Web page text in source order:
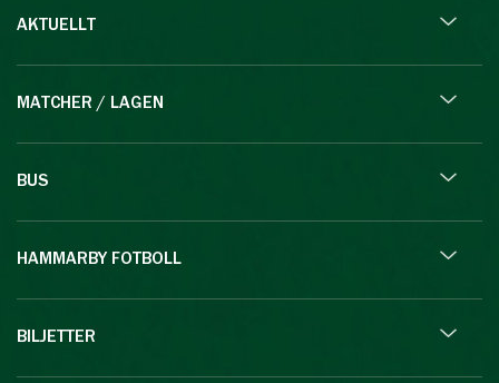
AKTUELLT
MATCHER / LAGEN
BUS
HAMMARBY FOTBOLL
BILJETTER